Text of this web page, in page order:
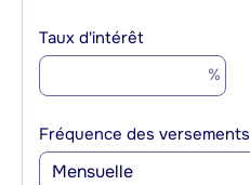
Taux d'intérêt
%
Fréquence des versements
Mensuelle